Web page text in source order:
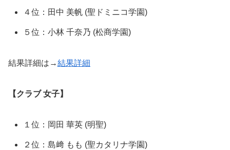
４位：田中 美帆 (聖ドミニコ学園)
５位：小林 千奈乃 (松商学園)
結果詳細は→結果詳細
【クラブ 女子】
１位：岡田 華英 (明聖)
２位：島﨑 もも (聖カタリナ学園)